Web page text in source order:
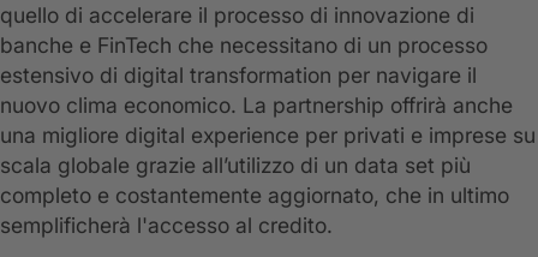
quello di accelerare il processo di innovazione di
banche e FinTech che necessitano di un processo
estensivo di digital transformation per navigare il
nuovo clima economico. La partnership offrirà anche
una migliore digital experience per privati ​​e imprese su
scala globale grazie all’utilizzo di un data set più
completo e costantemente aggiornato, che in ultimo
semplificherà l'accesso al credito.